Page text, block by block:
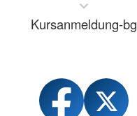
Kursanmeldung-bg